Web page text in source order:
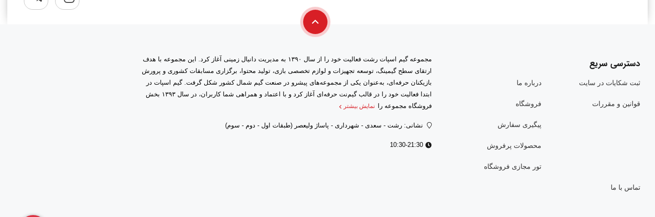
دسترسی سریع
ثبت شکایات در سایت درباره ما
قوانین و مقررات فروشگاه
پیگیری سفارش
محصولات پرفروش
تور مجازی فروشگاه
تماس با ما
مجموعه گیم اسپات رشت فعالیت خود را از سال ۱۳۹۰ به مدیریت دانیال زمینی آغاز کرد. این مجموعه با هدف
ارتقای سطح گیمینگ، توسعه تجهیزات و لوازم تخصصی بازی، تولید محتوا، برگزاری مسابقات کشوری و پرورش
بازیکنان حرفه‌ای، به‌عنوان یکی از مجموعه‌های پیشرو در صنعت گیم شمال کشور شکل گرفت. گیم اسپات در
ابتدا فعالیت خود را در قالب گیم‌نت حرفه‌ای آغاز کرد و با اعتماد و همراهی شما کاربران، در سال ۱۳۹۳ بخش
فروشگاه مجموعه را نمایش بیشتر
نشانی: رشت - سعدى - شهرداری - پاساژ ولیعصر (طبقات اول - دوم - سوم)
10:30-21:30